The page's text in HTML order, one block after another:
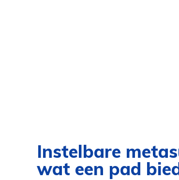
Instelbare
wat een pad